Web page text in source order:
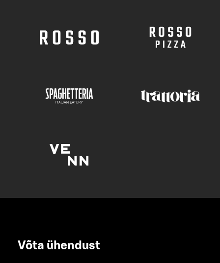
Võta ühendust